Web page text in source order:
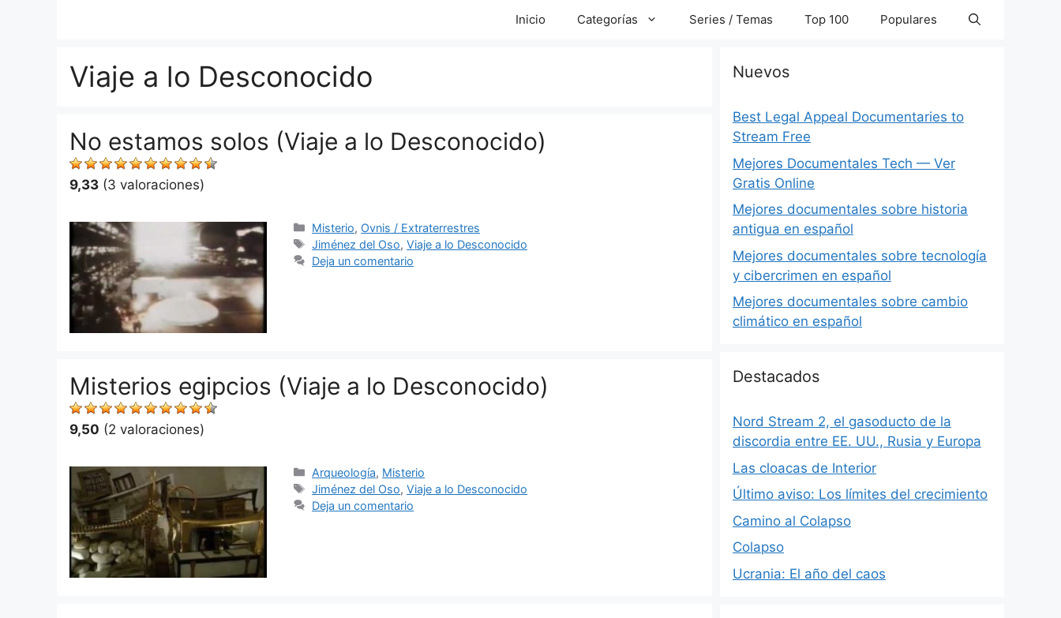
Inicio Categorías Series / Temas Top 100 Populares
Viaje a lo Desconocido
No estamos solos (Viaje a lo Desconocido)
9,33 (3 valoraciones)
Categorías
Misterio, Ovnis / Extraterrestres
Etiquetas
Jiménez del Oso,Viaje a lo Desconocido
Deja un comentario
Misterios egipcios (Viaje a lo Desconocido)
9,50 (2 valoraciones)
Categorías
Arqueología, Misterio
Etiquetas
Jiménez del Oso,Viaje a lo Desconocido
Deja un comentario
Nuevos
Best Legal Appeal Documentaries to
Stream Free
Mejores Documentales Tech — Ver
Gratis Online
Mejores documentales sobre historia
antigua en español
Mejores documentales sobre tecnología
y cibercrimen en español
Mejores documentales sobre cambio
climático en español
Destacados
Nord Stream 2, el gasoducto de la
discordia entre EE. UU., Rusia y Europa
Las cloacas de Interior
Último aviso: Los límites del crecimiento
Camino al Colapso
Colapso
Ucrania: El año del caos